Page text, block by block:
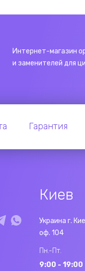
Интернет-магазин
и заменителей для
Гарантия
Киев
Украина г.
оф. 104
Пн.-Пт.
9:00 - 19:00